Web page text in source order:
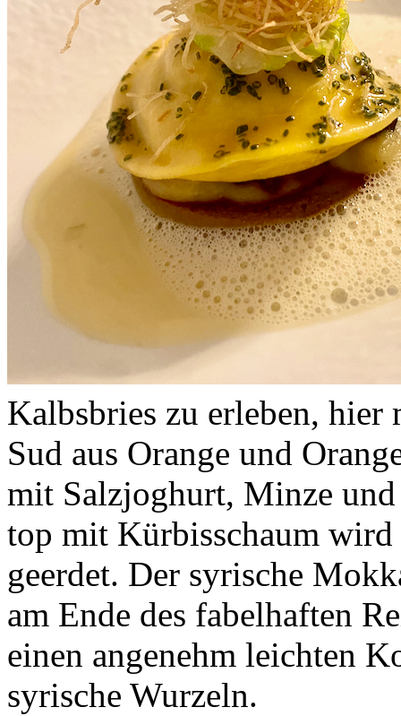
Kalbsbries zu erleben, hier
Sud aus Orange und
mit Salzjoghurt, Minze
top mit Kürbisschaum
geerdet. Der syrische
am Ende des fabelhaften
einen angenehm leichten
syrische Wurzeln.